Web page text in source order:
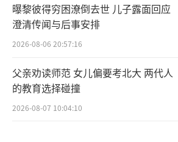
曝黎彼得穷困潦倒去世 儿子露面回应
澄清传闻与后事安排
2026-08-06 20:57:16
父亲劝读师范 女儿偏要考北大 两代人
的教育选择碰撞
2026-08-07 10:04:10